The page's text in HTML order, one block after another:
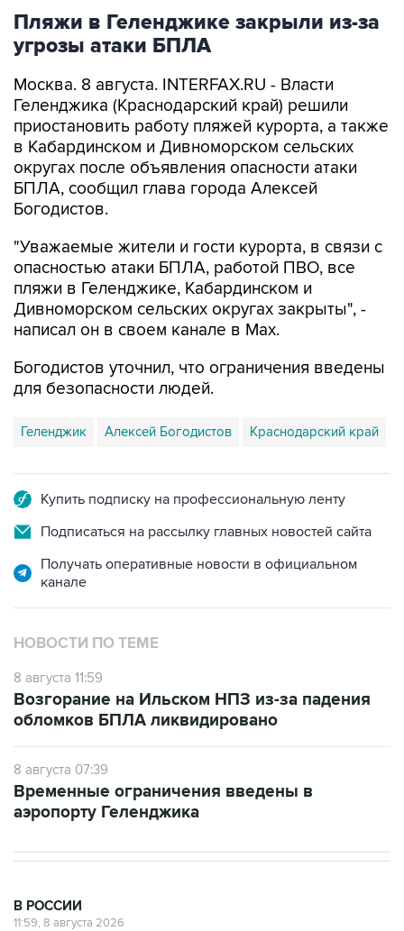
Пляжи в Геленджике закрыли из-за
угрозы атаки БПЛА
Москва. 8 августа. INTERFAX.RU - Власти
Геленджика (Краснодарский край) решили
приостановить работу пляжей курорта, а также
в Кабардинском и Дивноморском сельских
округах после объявления опасности атаки
БПЛА, сообщил глава города Алексей
Богодистов.
"Уважаемые жители и гости курорта, в связи с
опасностью атаки БПЛА, работой ПВО, все
пляжи в Геленджике, Кабардинском и
Дивноморском сельских округах закрыты", -
написал он в своем канале в Max.
Богодистов уточнил, что ограничения введены
для безопасности людей.
Геленджик Алексей Богодистов Краснодарский край
Купить подписку на профессиональную ленту
Подписаться на рассылку главных новостей сайта
Получать оперативные новости в официальном
канале
НОВОСТИ ПО ТЕМЕ
8 августа 11:59
Возгорание на Ильском НПЗ из-за падения
обломков БПЛА ликвидировано
8 августа 07:39
Временные ограничения введены в
аэропорту Геленджика
В РОССИИ
11:59, 8 августа 2026